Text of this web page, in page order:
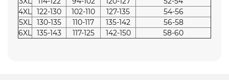
4XL 122-130 102-110 127-135
54-56
5XL 130-135 110-117 135-142
56-58
6XL 135-143 117-125 142-150 58-60